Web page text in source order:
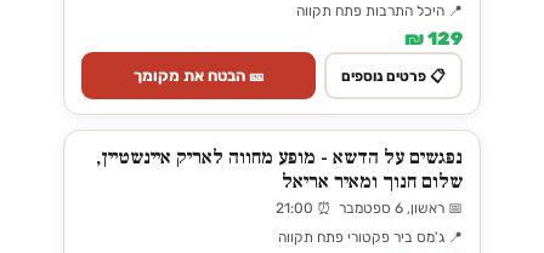
📍 היכל התרבות פתח תקווה
129 ₪
📋 פרטים נוספים 🎫 הבטח את מקומך
נפגשים על הדשא - מופע מחווה לאריק איינשטיין,
שלום חנוך ומאיר אריאל
📅 ראשון, 6 ספטמבר ⏰ 21:00
📍 ג'מס ביר פקטורי פתח תקווה